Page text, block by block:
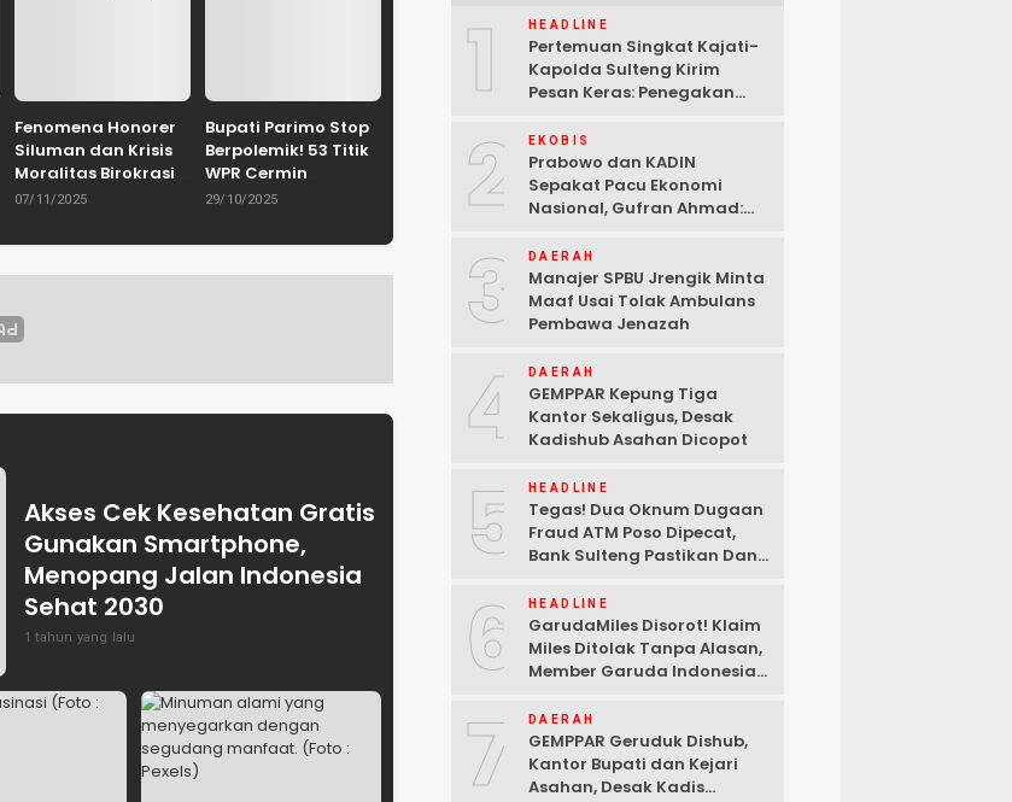
Fenomena Honorer
Siluman dan Krisis
Moralitas Birokrasi
Oleh: Dr. H.
Hidayat
07/11/2025
Bupati Parimo Stop
Berpolemik! 53 Titik
WPR Cermin
Retaknya Tata
Pemerintahan
29/10/2025
Akses Cek Kesehatan Gratis
Gunakan Smartphone,
Menopang Jalan Indonesia
Sehat 2030
1 tahun yang lalu
1 HEADLINE
Pertemuan Singkat Kajati-
Kapolda Sulteng Kirim
Pesan Keras: Penegakan
2 EKOBIS
Prabowo dan KADIN
Sepakat Pacu Ekonomi
Nasional, Gufran Ahmad:
3 DAERAH
Manajer SPBU Jrengik Minta
Maaf Usai Tolak Ambulans
Pembawa Jenazah
4 DAERAH
GEMPPAR Kepung Tiga
Kantor Sekaligus, Desak
Kadishub Asahan Dicopot
5 HEADLINE
Tegas! Dua Oknum Dugaan
Fraud ATM Poso Dipecat,
Bank Sulteng Pastikan Dana
6 HEADLINE
GarudaMiles Disorot! Klaim
Miles Ditolak Tanpa Alasan,
Member Garuda Indonesia
7 DAERAH
GEMPPAR Geruduk Dishub,
Kantor Bupati dan Kejari
Asahan, Desak Kadis